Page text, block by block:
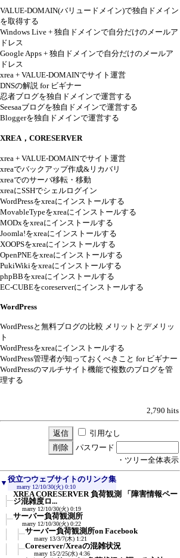
VALUE-DOMAIN(バリュードメイン)で独自ドメイン
を取得する
Windows Live + 独自ドメインで自分だけのメールア
ドレス
Google Apps + 独自ドメインで自分だけのメールア
ドレス
xrea + VALUE-DOMAINでサイト運営
DNSの解説 for ビギナー
忍者ブログを独自ドメインで運営する
Seesaaブログを独自ドメインで運営する
Bloggerを独自ドメインで運営する
XREA，CORESERVER
xrea + VALUE-DOMAINでサイト運営
xreaでバックアップ作成&リカバリ
xreaでのサーバ移転・移動
xreaにSSHでシェルログイン
WordPressをxreaにインストールする
MovableTypeをxreaにインストールする
MODxをxreaにインストールする
Joomla!をxreaにインストールする
XOOPSをxreaにインストールする
OpenPNEをxreaにインストールする
PukiWikiをxreaにインストールする
phpBBをxreaにインストールする
EC-CUBEをcoreserverにインストールする
WordPress
WordPressと無料ブログの比較 メリットとデメリッ
ト
WordPressをxreaにインストールする
WordPress管理者が知っておくべきこと for ビギナー
WordPressのマルチサイト機能で複数のブログを管
理する
2,790 hits
引用なし
パスワード
・ツリー全体表示
▼ 役立つウェブサイトのリンク集
marry 12/10/30(火) 0:10
XREA CORESERVER 負荷観測 「障害情報ペー
ジ混雑度ロ...
marry 12/10/30(火) 0:19
サーバー負荷観測所
marry 12/10/30(火) 0:22
サーバー負荷観測所on Facebook
marry 13/3/7(木) 1:21
Coreserver/Xreaの混雑状況
marry 15/2/25(水) 4:36